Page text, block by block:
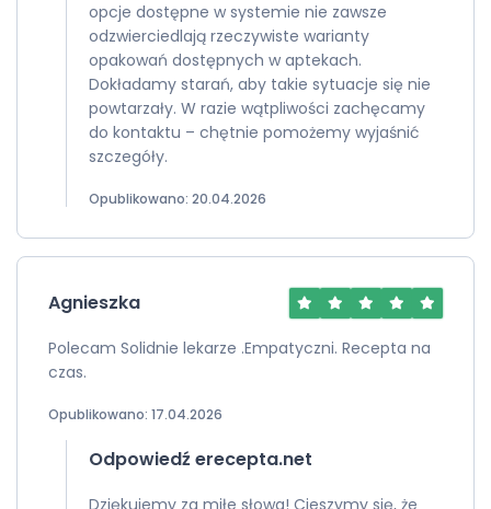
opcje dostępne w systemie nie zawsze
odzwierciedlają rzeczywiste warianty
opakowań dostępnych w aptekach.
Dokładamy starań, aby takie sytuacje się nie
powtarzały. W razie wątpliwości zachęcamy
do kontaktu – chętnie pomożemy wyjaśnić
szczegóły.
Opublikowano: 20.04.2026
Agnieszka
Polecam Solidnie lekarze .Empatyczni. Recepta na
czas.
Opublikowano: 17.04.2026
Odpowiedź erecepta.net
Dziękujemy za miłe słowa! Cieszymy się, że